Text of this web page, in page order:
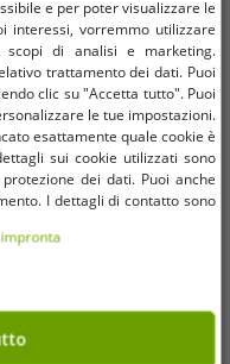
Taglie disponibili
36 38
elegante da donna in 2
Borgogna
e per poter visualizzare le
interessi, vorremmo utilizzare
di analisi e marketing.
trattamento dei dati. Puoi
clic su "Accetta tutto". Puoi
le tue impostazioni.
esattamente quale cookie è
sui cookie utilizzati sono
dei dati. Puoi anche
I dettagli di contatto sono
impronta